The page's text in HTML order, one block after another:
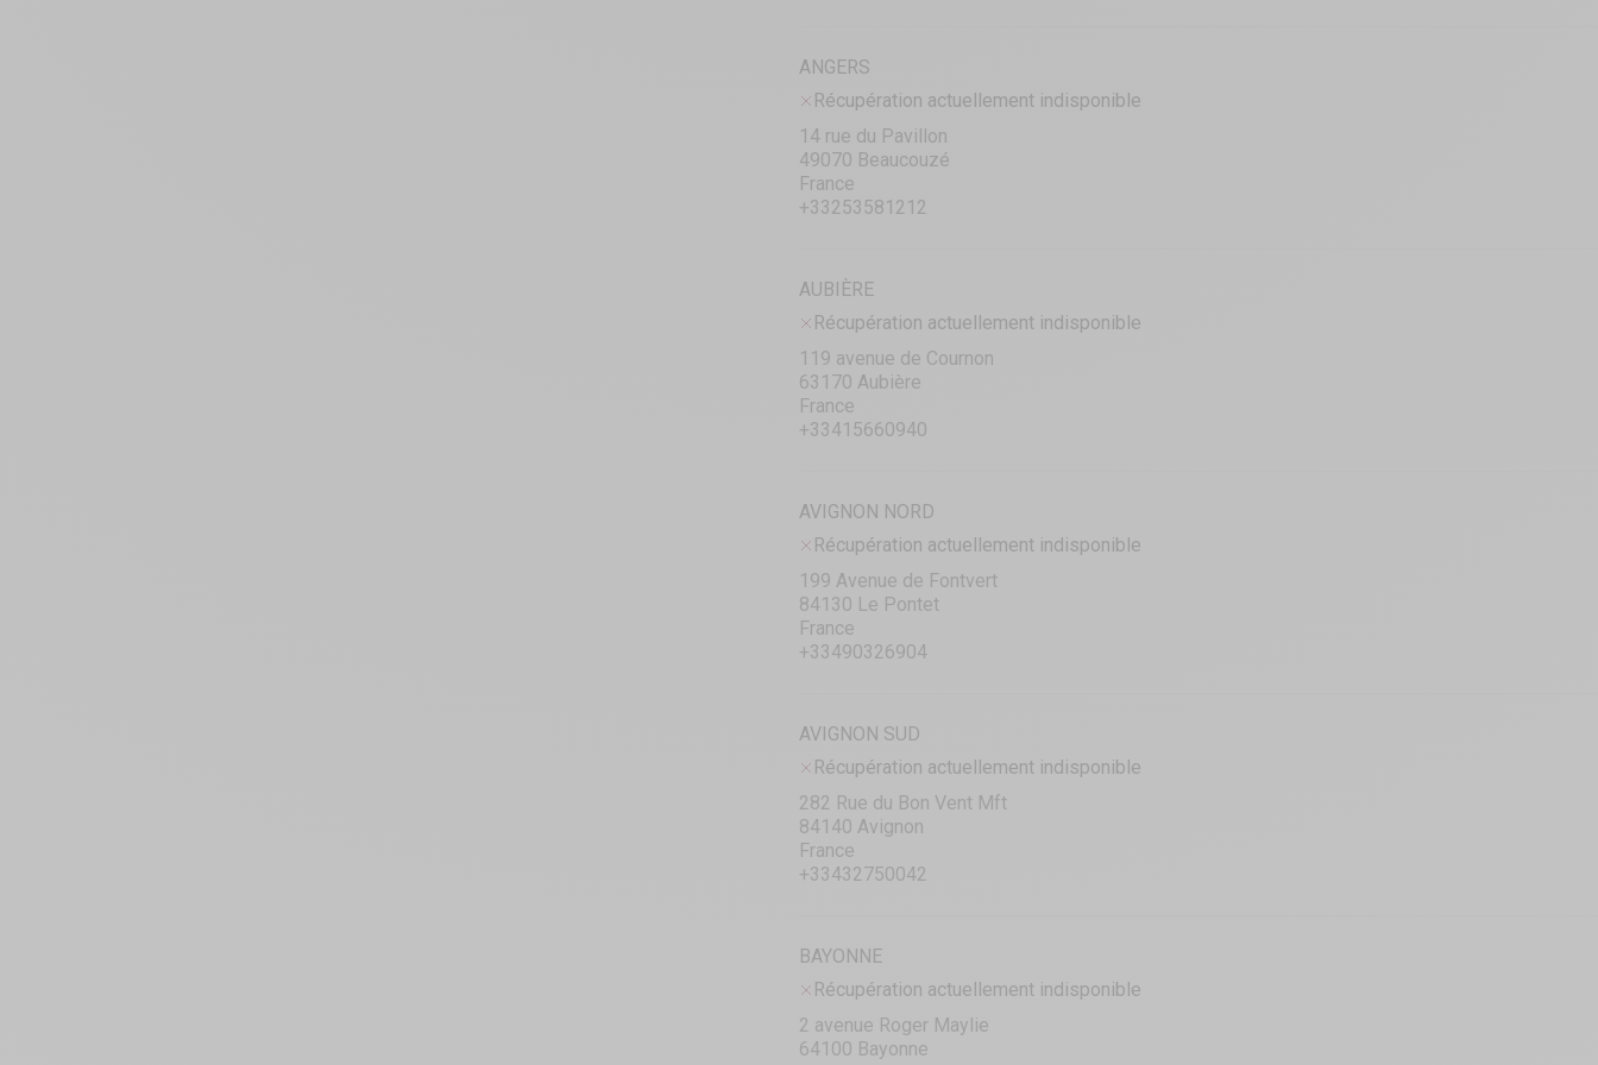
ANGERS
Récupération actuellement indisponible
14 rue du Pavillon
49070 Beaucouzé
France
+33253581212
AUBIÈRE
Récupération actuellement indisponible
119 avenue de Cournon
63170 Aubière
France
+33415660940
AVIGNON NORD
Récupération actuellement indisponible
199 Avenue de Fontvert
84130 Le Pontet
France
+33490326904
AVIGNON SUD
Récupération actuellement indisponible
282 Rue du Bon Vent Mft
84140 Avignon
France
+33432750042
BAYONNE
Récupération actuellement indisponible
2 avenue Roger Maylie
64100 Bayonne